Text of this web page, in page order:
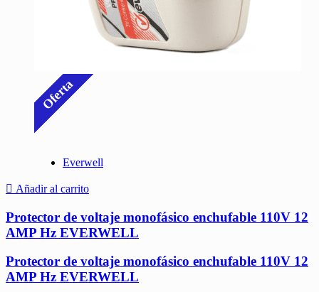
Oferta
Everwell
Añadir al carrito
Protector de voltaje monofásico enchufable 110V 12
AMP Hz EVERWELL
Protector de voltaje monofásico enchufable 110V 12
AMP Hz EVERWELL